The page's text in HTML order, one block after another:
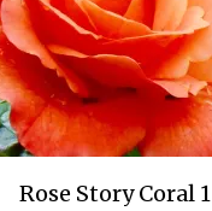
Rose Story Coral 1